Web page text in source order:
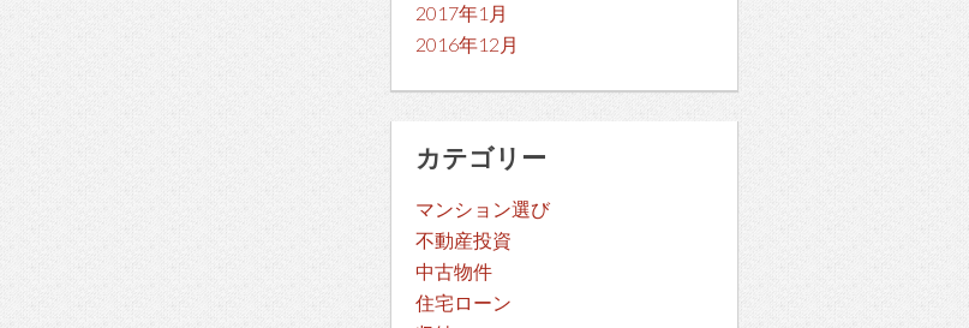
2017年1月
2016年12月
カテゴリー
マンション選び
不動産投資
中古物件
住宅ローン